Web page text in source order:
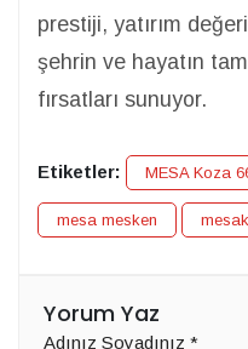
prestiji, yatırım
şehrin ve hayatın
fırsatları sunuyor.
Etiketler: MESA Koza
mesa mesken
Yorum Yaz
Adınız Soyadınız *